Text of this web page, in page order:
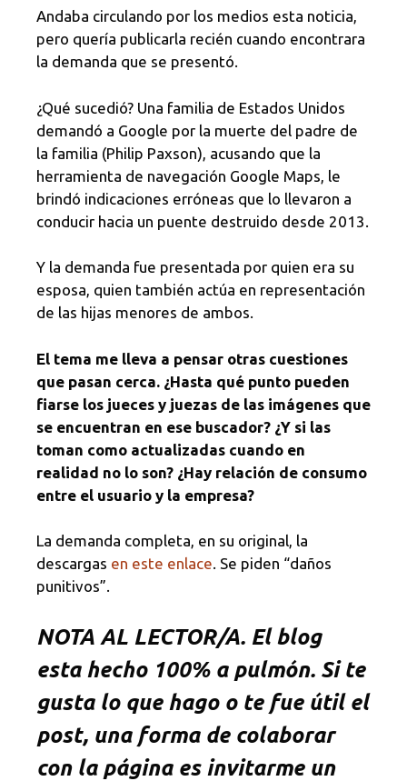
Andaba circulando por los medios esta noticia,
pero quería publicarla recién cuando encontrara
la demanda que se presentó.
¿Qué sucedió? Una familia de Estados Unidos
demandó a Google por la muerte del padre de
la familia (Philip Paxson), acusando que la
herramienta de navegación Google Maps, le
brindó indicaciones erróneas que lo llevaron a
conducir hacia un puente destruido desde 2013.
Y la demanda fue presentada por quien era su
esposa, quien también actúa en representación
de las hijas menores de ambos.
El tema me lleva a pensar otras cuestiones
que pasan cerca. ¿Hasta qué punto pueden
fiarse los jueces y juezas de las imágenes que
se encuentran en ese buscador? ¿Y si las
toman como actualizadas cuando en
realidad no lo son? ¿Hay relación de consumo
entre el usuario y la empresa?
La demanda completa, en su original, la
descargas en este enlace. Se piden “daños
punitivos”.
NOTA AL LECTOR/A. El blog
esta hecho 100% a pulmón. Si te
gusta lo que hago o te fue útil el
post, una forma de colaborar
con la página es invitarme un